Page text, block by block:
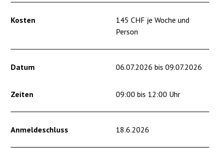
Kosten
145 CHF je Woche und
Person
Datum 06.07.2026 bis 09.07.2026
Zeiten 09:00 bis 12:00 Uhr
Anmeldeschluss 18.6.2026